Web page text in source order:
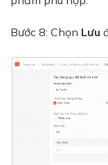
Bước 8: Chọn Lưu